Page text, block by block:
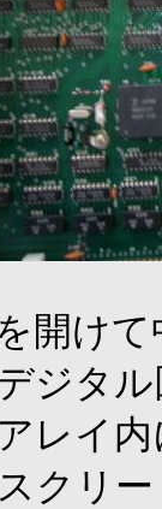
を開け
ジタ
レイ
クリ